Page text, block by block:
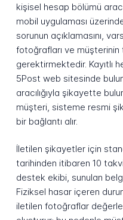
kişisel hesap bölümü
mobil uygulaması
sorunun açıklamasını,
fotoğrafları ve
gerektirmektedir. Kayıtlı
5Post web sitesinde
aracılığıyla şikayette
müşteri, sisteme resmi
bir bağlantı alır.
İletilen şikayetler için
tarihinden itibaren 10
destek ekibi, sunulan
Fiziksel hasar içeren
iletilen fotoğraflar